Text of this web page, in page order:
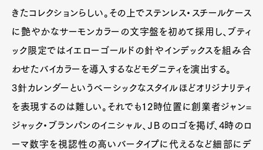
Pen Membership
Magazine
Official Columnist
About
Pen Meet
Pen international Pen tw
きたコレクションらしい。その上でステンレス・スチールケース
に艶やかなサーモンカラーの文字盤を初めて採用し、ブティ
ック限定ではイエローゴールドの針やインデックスを組み合
わせたバイカラーを導入するなどモダニティを演出する。
3針カレンダーというベーシックなスタイルほどオリジナリティ
を表現するのは難しい。それでも12時位置に創業者ジャン=
ジャック・ブランパンのイニシャル、ＪＢのロゴを掲げ、4時のロ
ーマ数字を視認性の高いバータイプに代えるなど細部にデ